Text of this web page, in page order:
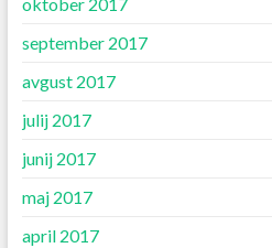
september 2017
avgust 2017
julij 2017
junij 2017
maj 2017
april 2017